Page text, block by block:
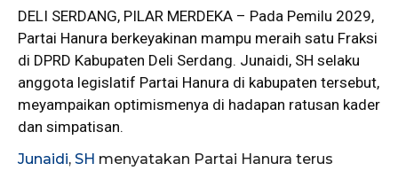
DELI SERDANG, PILAR MERDEKA – Pada Pemilu 2029,
Partai Hanura berkeyakinan mampu meraih satu Fraksi
di DPRD Kabupaten Deli Serdang. Junaidi, SH selaku
anggota legislatif Partai Hanura di kabupaten tersebut,
meyampaikan optimismenya di hadapan ratusan kader
dan simpatisan.
Junaidi, SH menyatakan Partai Hanura terus